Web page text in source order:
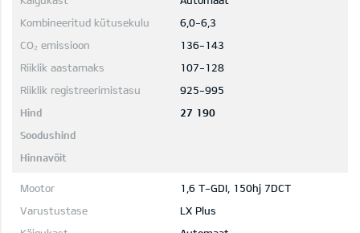
6,0-6,3
136-143
107-128
925-995
27 190
1,6 T-GDI, 150hj 7DCT
LX Plus